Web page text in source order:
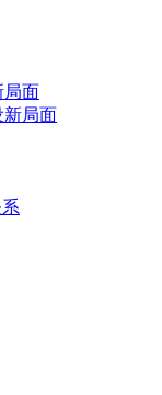
局面
新局面